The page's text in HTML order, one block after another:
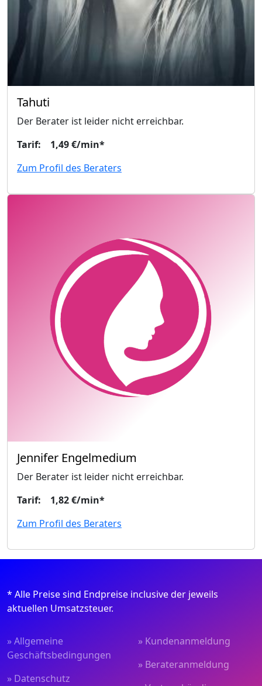
Tahuti
Der Berater ist leider nicht erreichbar.
Tarif: 1,49 €/min*
Zum Profil des Beraters
Jennifer Engelmedium
Der Berater ist leider nicht erreichbar.
Tarif: 1,82 €/min*
Zum Profil des Beraters
* Alle Preise sind Endpreise inclusive der jeweils
aktuellen Umsatzsteuer.
» Allgemeine
Geschäftsbedingungen
» Datenschutz
» Kundenanmeldung
» Berateranmeldung